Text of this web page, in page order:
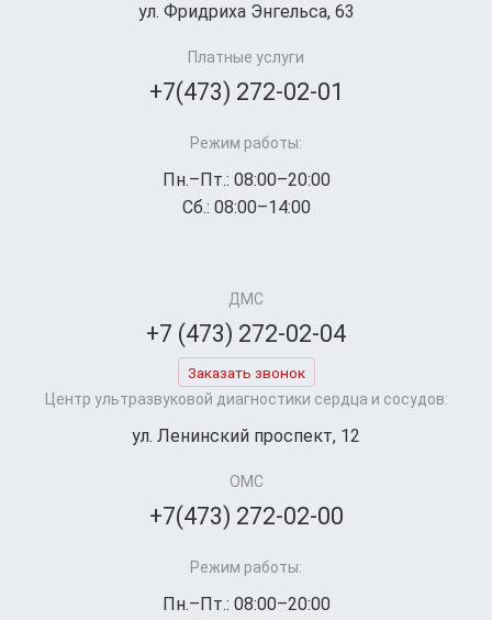
ул. Фридриха Энгельса, 63
Платные услуги
+7(473) 272-02-01
Режим работы:
Пн.–Пт.: 08:00–20:00
Сб.: 08:00–14:00
ДМС
+7 (473) 272-02-04
Заказать звонок
Центр ультразвуковой диагностики сердца и сосудов:
ул. Ленинский проспект, 12
ОМС
+7(473) 272-02-00
Режим работы:
Пн.–Пт.: 08:00–20:00